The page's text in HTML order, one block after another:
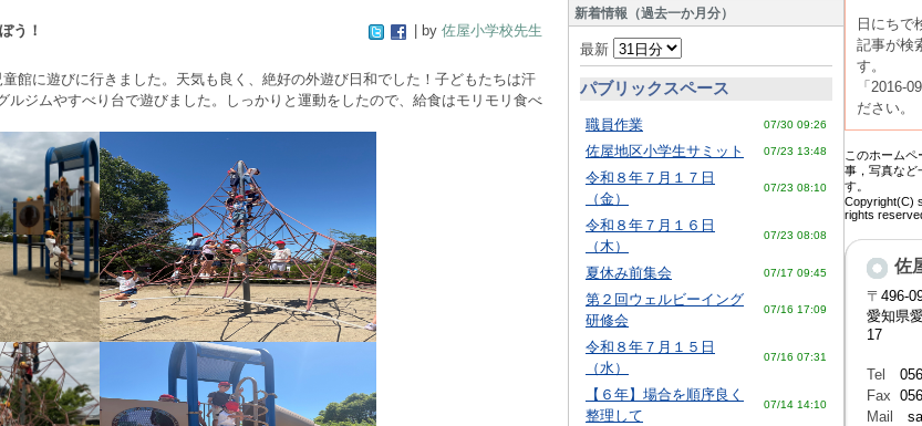
う！ | by 佐屋小学校先生
館に遊びに行きました。天気も良く、絶好の外遊び日和でした！子どもたちは汗
ルジムやすべり台で遊びました。しっかりと運動をしたので、給食はモリモリ食べ
新着情報（過去一か月分）
最新
パブリックスペース
職員作業 07/30 09:26
佐屋地区小学生サミット 07/23 13:48
令和８年７月１７日
（金）
07/23 08:10
令和８年７月１６日
（木）
07/23 08:08
夏休み前集会 07/17 09:45
第２回ウェルビーイング
研修会
07/16 17:09
令和８年７月１５日
（水）
07/16 07:31
【６年】場合を順序良く
整理して
07/14 14:10
日にちで
記事が検
す。
「2016-
ださい。
このホーム
事，写真など
す。
Copyright(C)
rights
佐
〒 496-
愛知県
17
Tel
Fax
Mail